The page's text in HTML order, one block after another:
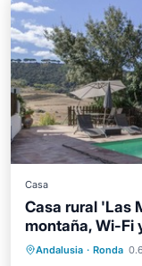
Casa
Casa rural 'Las
montaña, Wi-Fi
Andalusia · Ronda
Cocina